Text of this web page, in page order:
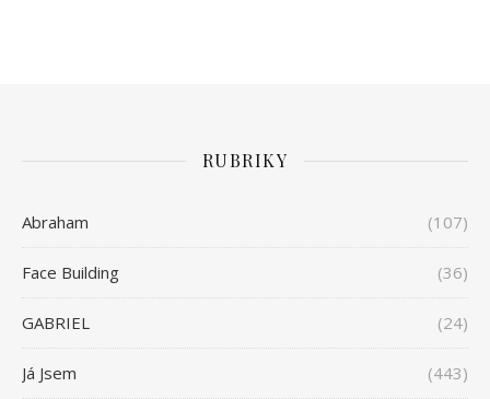
RUBRIKY
Abraham (107)
Face Building (36)
GABRIEL (24)
Já Jsem (443)